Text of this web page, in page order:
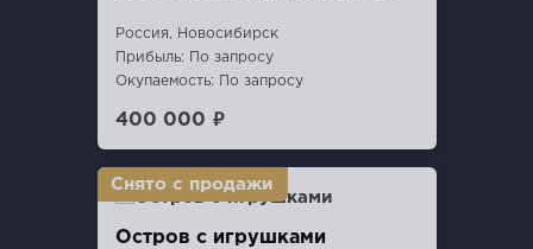
Россия, Новосибирск
Прибыль: По запросу
Окупаемость: По запросу
400 000 ₽
Остров с игрушками